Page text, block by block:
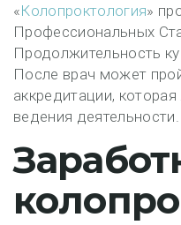
«Колопроктология»
Профессиональных
Продолжительность
После врач может
аккредитации,
ведения деятельности.